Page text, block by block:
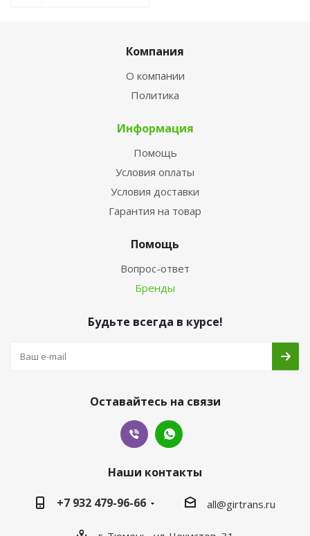
Компания
О компании
Политика
Информация
Помощь
Условия оплаты
Условия доставки
Гарантия на товар
Помощь
Вопрос-ответ
Бренды
Будьте всегда в курсе!
Оставайтесь на связи
Наши контакты
+7 932 479-96-66
all@girtrans.ru